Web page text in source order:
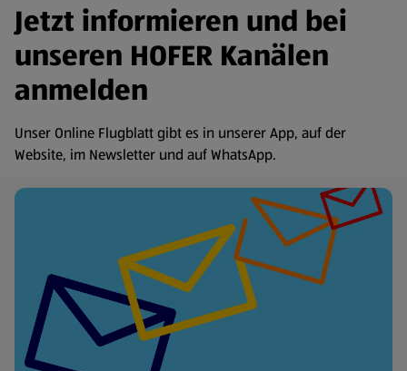
Jetzt informieren und bei
unseren HOFER Kanälen
anmelden
Unser Online Flugblatt gibt es in unserer App, auf der
Website, im Newsletter und auf WhatsApp.